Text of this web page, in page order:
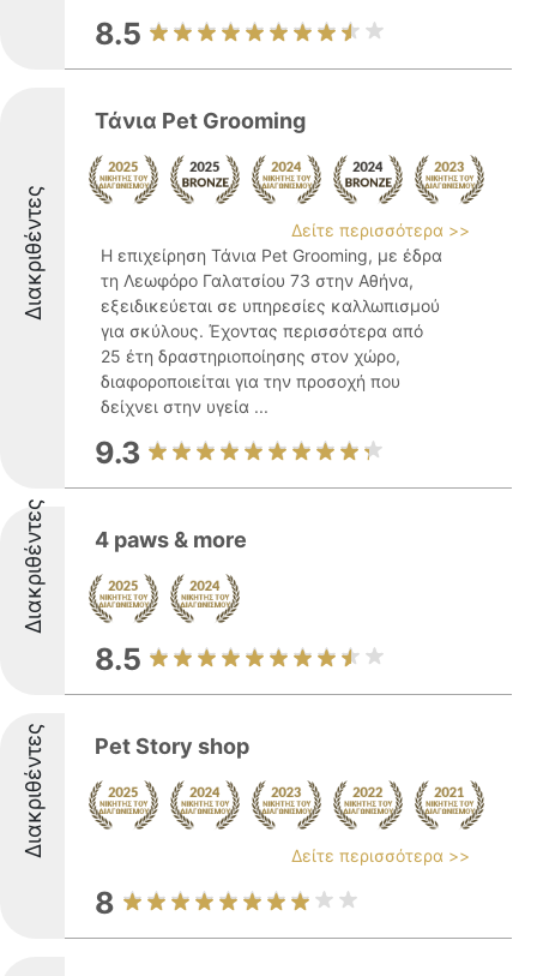
8.5
Διακριθέντες
Τάνια Pet Grooming
Δείτε περισσότερα >>
Η επιχείρηση Τάνια Pet Grooming, με έδρα
τη Λεωφόρο Γαλατσίου 73 στην Αθήνα,
εξειδικεύεται σε υπηρεσίες καλλωπισμού
για σκύλους. Έχοντας περισσότερα από
25 έτη δραστηριοποίησης στον χώρο,
διαφοροποιείται για την προσοχή που
δείχνει στην υγεία ...
9.3
Διακριθέντες 4 paws & more
8.5
Διακριθέντες Pet Story shop
Δείτε περισσότερα >>
8